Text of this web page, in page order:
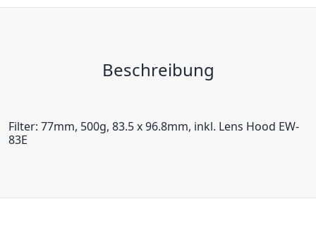
Beschreibung
Filter: 77mm, 500g, 83.5 x 96.8mm, inkl. Lens Hood EW-
83E